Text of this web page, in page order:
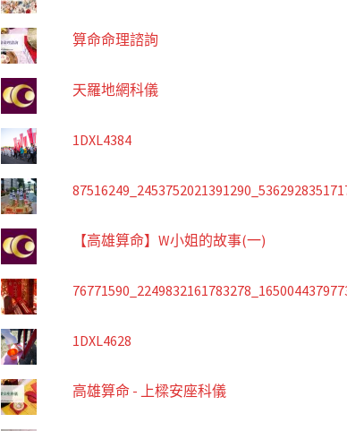
算命命理諮詢
天羅地網科儀
1DXL4384
【高雄算命】W小姐的故事(一)
1DXL4628
高雄算命 - 上樑安座科儀